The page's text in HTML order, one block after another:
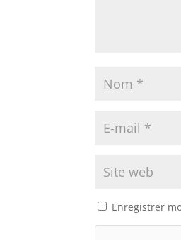
Enregistrer